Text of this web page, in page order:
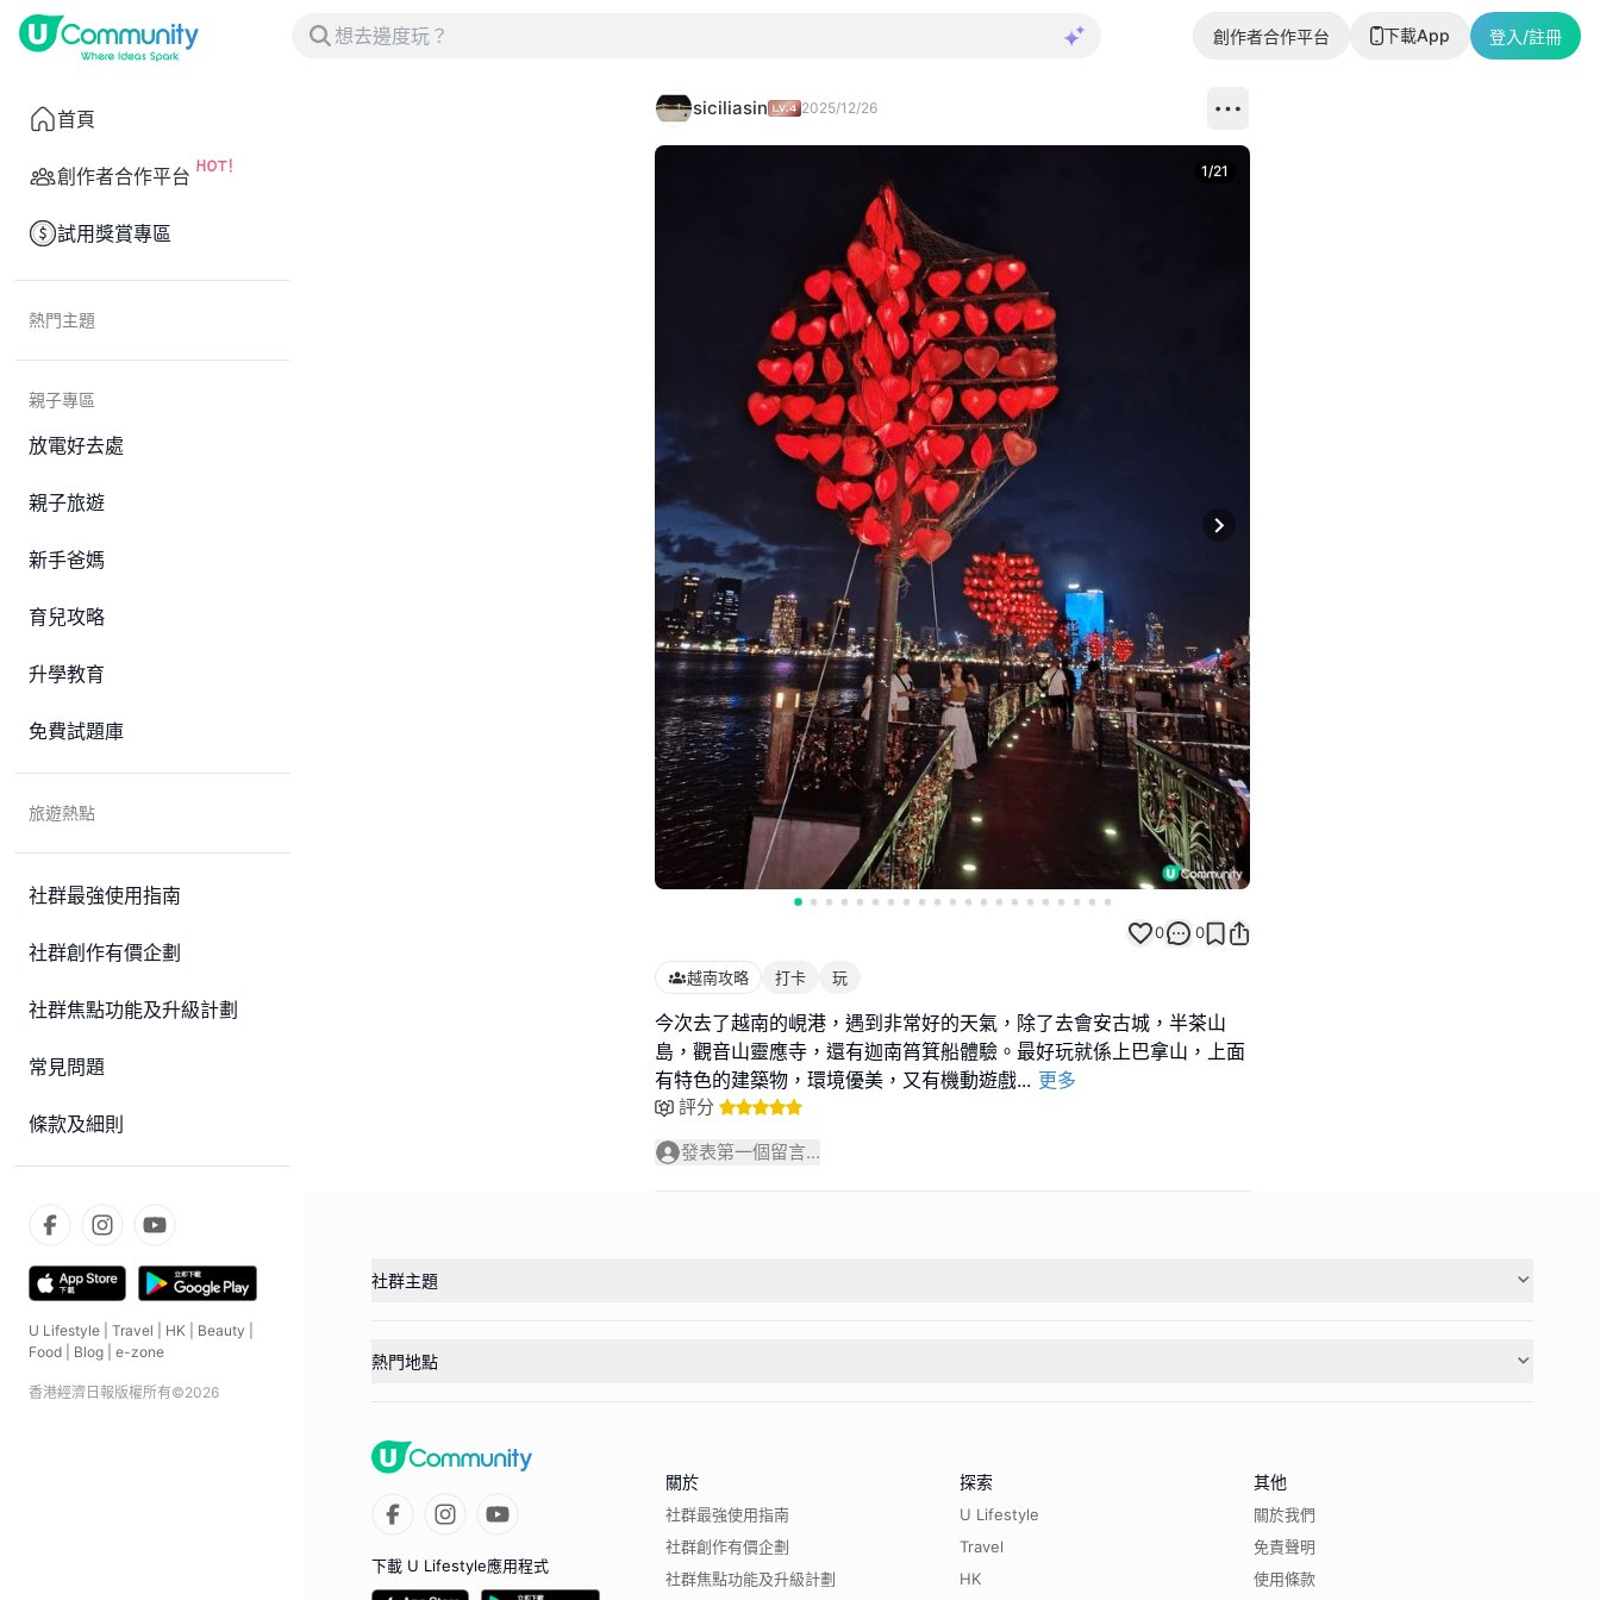
創作者合作平台 下載App 登入/註冊
首頁
創作者合作平台
試用獎賞專區
熱門主題
親子專區
放電好去處
親子旅遊
新手爸媽
育兒攻略
升學教育
免費試題庫
旅遊熱點
社群最強使用指南
社群創作有價企劃
社群焦點功能及升級計劃
常見問題
條款及細則
U Lifestyle Travel HK Beauty
Food
Blog e-zone
香港經濟日報版權所有©2026
siciliasin 2025/12/26
Next slide
1/21
0 0
越南攻略 打卡 玩
今次去了越南的峴港，遇到非常好的天氣，除了去會安古城，半茶山
島，觀音山靈應寺，還有迦南筲箕船體驗。最好玩就係上巴拿山，上面
有特色的建築物，環境優美，又有機動遊戲... 更多
評分
發表第一個留言...
社群主題
熱門地點
下載 U Lifestyle應用程式
關於
社群最強使用指南
社群創作有價企劃
社群焦點功能及升級計劃
探索
U Lifestyle
Travel
HK
其他
關於我們
免責聲明
使用條款